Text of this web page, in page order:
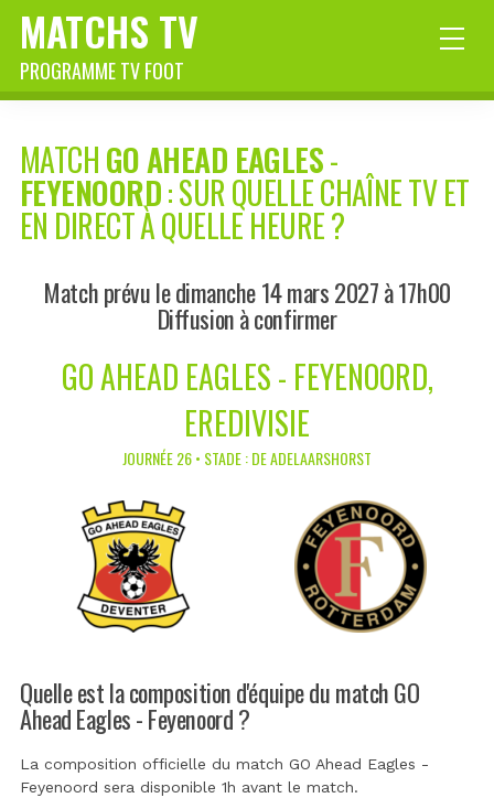
MATCHS TV
PROGRAMME TV FOOT
MATCHGO AHEAD EAGLES-
FEYENOORD: SUR QUELLE CHAÎNE TV ET
EN DIRECT À QUELLE HEURE ?
Match prévu le dimanche 14 mars 2027 à 17h00
Diffusion à confirmer
GO AHEAD EAGLES - FEYENOORD,
EREDIVISIE
JOURNÉE 26 • STADE : DE ADELAARSHORST
Quelle est la composition d'équipe du match GO
Ahead Eagles - Feyenoord ?
La composition officielle du match GO Ahead Eagles -
Feyenoord sera disponible 1h avant le match.